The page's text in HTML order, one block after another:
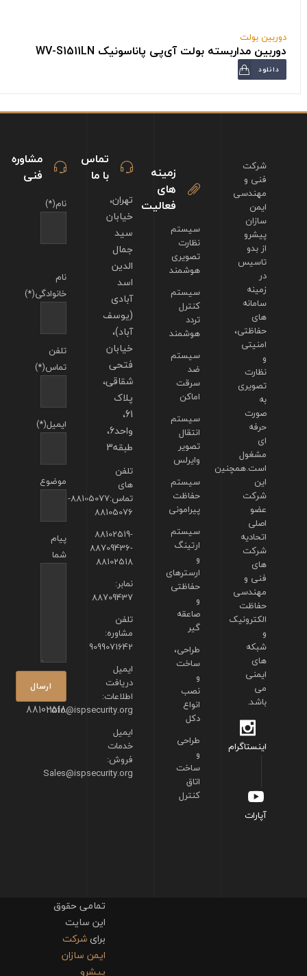
دوربین بولت
دوربین مداربسته بولت آی‌پی پاناسونیک WV-S1511LN
دانلود
مشاوره
فنی
نام(*)
نام
خانوادگی(*)
تلفن
تماس(*)
ایمیل(*)
موضوع
پیام
شما
88102518
تماس
با ما
تهران،
خیابان
سید
جمال
الدین
اسد
آبادی
(یوسف
آباد)،
خیابان
فتحی
شقاقی،
پلاک
61،
واحد6،
طبقه3
تلفن
های
تماس:88105077-
88105076
88102519-
88709436-
88102518
نمابر:
88709437
تلفن
مشاوره:
9099071642
ایمیل
دریافت
اطلاعات:
info@ispsecurity.org
ایمیل
خدمات
فروش:
Sales@ispsecurity.org
زمینه
های
فعالیت
سیستم
نظارت
تصویری
هوشمند
سیستم
کنترل
تردد
هوشمند
سیستم
ضد
سرقت
اماکن
سیستم
انتقال
تصویر
وایرلس
سیستم
حفاظت
پیرامونی
سیستم
ارتینگ
و
ارسترهای
حفاظتی
و
صاعقه
گیر
طراحی،
ساخت
و
نصب
انواع
دکل
طراحی
و
ساخت
اتاق
کنترل
شرکت
فنی و
مهندسی
ایمن
سازان
پیشرو
از بدو
تاسیس
در
زمینه
سامانه
های
حفاظتی،
امنیتی
و
نظارت
تصویری
به
صورت
حرفه
ای
مشغول
است.همچنین
این
شرکت
عضو
اصلی
اتحادیه
شرکت
های
فنی و
مهندسی
حفاظت
الکترونیک
و
شبکه
های
ایمنی
می
باشد.
اینستاگرام
آپارات
تمامی حقوق
این سایت
برایشرکت
ایمن سازان
پیشرو